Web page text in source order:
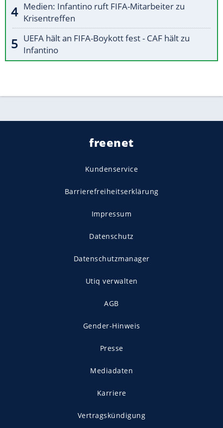
Medien: Infantino ruft FIFA-Mitarbeiter zu
Krisentreffen
UEFA hält an FIFA-Boykott fest - CAF hält zu
Infantino
freenet
Kundenservice
Barrierefreiheitserklärung
Impressum
Datenschutz
Datenschutzmanager
Utiq verwalten
AGB
Gender-Hinweis
Presse
Mediadaten
Karriere
Vertragskündigung